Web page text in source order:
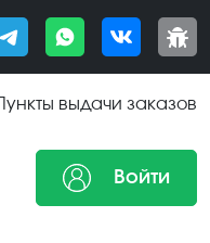
Пункты выдачи заказов
Войти